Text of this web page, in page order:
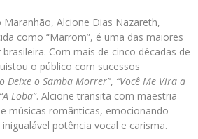
Maranhão, Alcione Dias Nazareth,
como “Marrom”, é uma das maiores
Com mais de cinco décadas de
o público com sucessos
Deixe o Samba Morrer”, “Você Me Vira a
“A Loba”. Alcione transita com maestria
músicas românticas, emocionando
potência vocal e carisma.